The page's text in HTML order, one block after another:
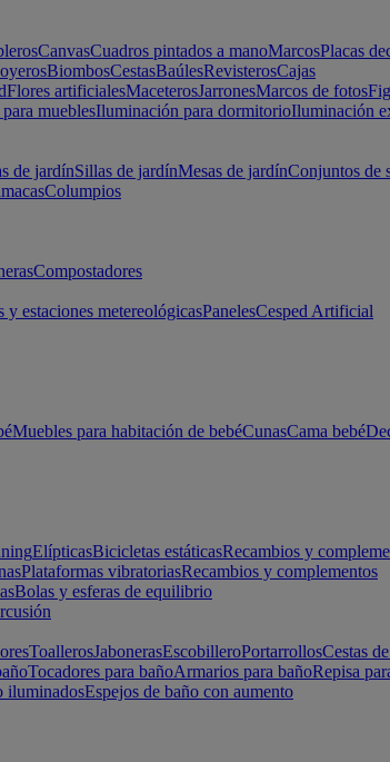
CanvasCuadros pintados a manoMarcosPlacas
BiombosCestasBaúlesRevisterosCajas
Flores artificialesMaceterosJarronesMarcos de fotos
mueblesIluminación para dormitorioIluminación
de jardínSillas de jardínMesas de jardínConjuntos de
Columpios
Compostadores
y estaciones metereológicasPanelesCesped Artificial
Muebles para habitación de bebéCunasCama bebé
ElípticasBicicletas estáticasRecambios y
Plataformas vibratoriasRecambios y complementos
Bolas y esferas de equilibrio
ToallerosJabonerasEscobilleroPortarrollosCestas
Tocadores para bañoArmarios para bañoRepisa
iluminadosEspejos de baño con aumento